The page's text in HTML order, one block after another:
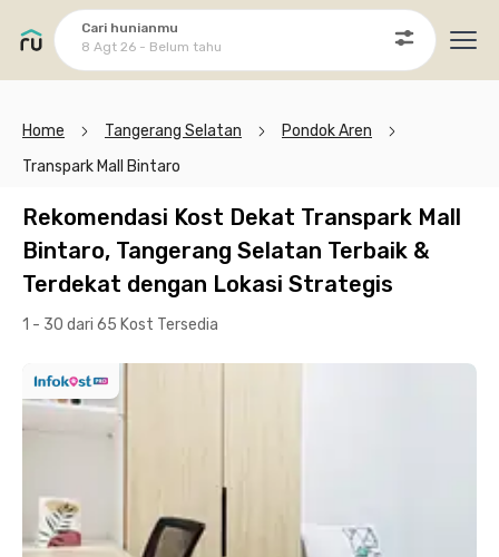
Cari hunianmu
8 Agt 26 - Belum tahu
Home Tangerang Selatan
Pondok Aren
Transpark Mall Bintaro
Rekomendasi Kost Dekat Transpark Mall
Bintaro, Tangerang Selatan Terbaik &
Terdekat dengan Lokasi Strategis
1 - 30 dari 65 Kost Tersedia